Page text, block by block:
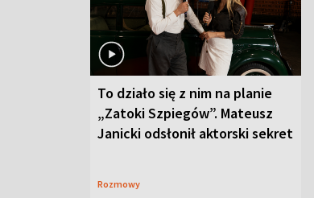
To działo się z nim na planie
„Zatoki Szpiegów”. Mateusz
Janicki odsłonił aktorski sekret
Rozmowy